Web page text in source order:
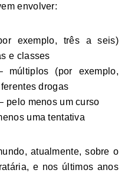
envolver:
exemplo, três a seis)
e classes
múltiplos (por exemplo,
drogas
pelo menos um curso
uma tentativa
atualmente, sobre o
e nos últimos anos